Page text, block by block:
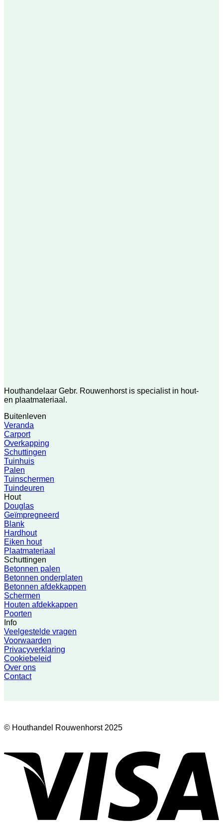
Houthandelaar Gebr. Rouwenhorst is specialist in hout-
en plaatmateriaal.
Buitenleven
Veranda
Carport
Overkapping
Schuttingen
Tuinhuis
Palen
Tuinschermen
Tuindeuren
Hout
Douglas
Geïmpregneerd
Blank
Hardhout
Eiken hout
Plaatmateriaal
Schuttingen
Betonnen palen
Betonnen onderplaten
Betonnen afdekkappen
Schermen
Houten afdekkappen
Poorten
Info
Veelgestelde vragen
Voorwaarden
Privacyverklaring
Cookiebeleid
Over ons
Contact
© Houthandel Rouwenhorst 2025